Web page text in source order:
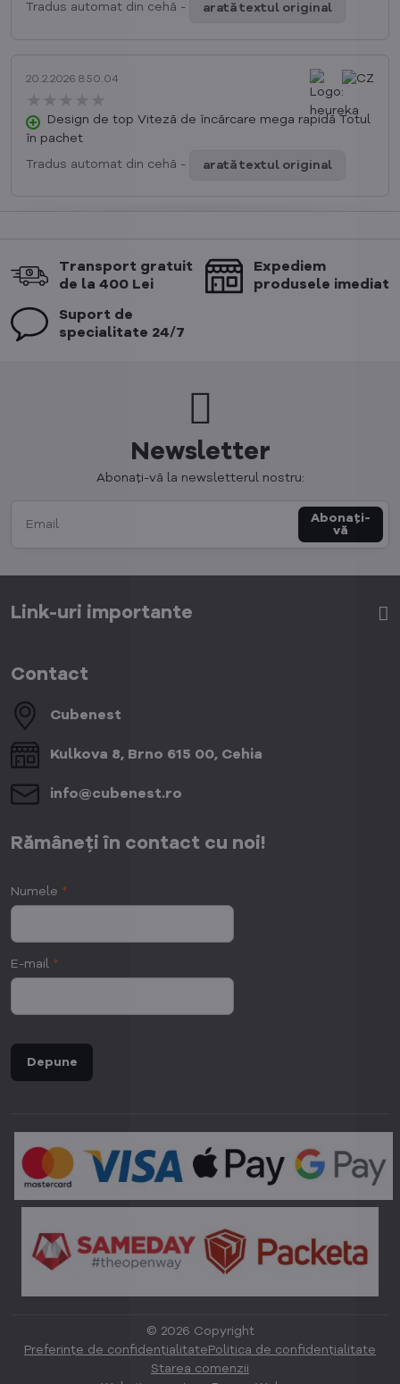
Tradus automat din cehă - arată textul original
20.2.2026 8:50.04
Design de top Viteză de încărcare mega rapidă Totul
în pachet
Tradus automat din cehă - arată textul original
Transport gratuit
de la 400 Lei
Expediem
produsele imediat
Suport de
specialitate 24/7
Newsletter
Abonați-vă la newsletterul nostru:
Abonați-
vă
Link-uri importante
Contact
Cubenest
Kulkova 8, Brno 615 00, Cehia
info​@cubenest​.ro
Rămâneți în contact cu noi!
Numele *
E-mail *
Depune
© 2026 Copyright
Preferințe de confidențialitatePolitica de confidențialitate
Starea comenzii